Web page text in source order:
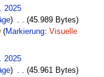
2025
45.989 Bytes
Markierung: Visuelle
2025
45.961 Bytes